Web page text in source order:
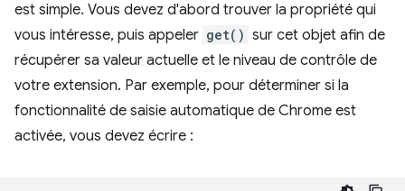
est simple. Vous devez d'abord trouver la propriété qui
vous intéresse, puis appeler get() sur cet objet afin de
récupérer sa valeur actuelle et le niveau de contrôle de
votre extension. Par exemple, pour déterminer si la
fonctionnalité de saisie automatique de Chrome est
activée, vous devez écrire :